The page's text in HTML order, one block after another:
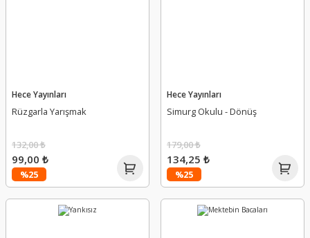
Hece Yayınları
Rüzgarla Yarışmak
%25
132,00 ₺
99,00 ₺
Hece Yayınları
Simurg Okulu - Dönüş
%25
179,00 ₺
134,25 ₺